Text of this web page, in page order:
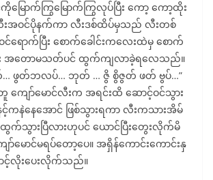
ြောက်ကြွမြောက်ကြွလုပ်ပြီး ကော့ ကော့ထိုး
အဝင်ပိုနက်ကာ လီးဒစ်ထိပ်မှသည် လီးတစ်
ောက်ပြီး စောက်ခေါင်းကလေးထဲမှ စောက်
း အတောမသတ်ပင် ထွက်ကျလာခဲ့ရလေသည်။
… ဖွတ်ဘလပ်… ဘုတ် … ဇွိ စွိဇွတ် ဖတ် ဗွပ်…”
ော်မောင်လီးက အရင်းထိ ဆောင့်ဝင်သွား
ကနဲနေအောင် ဖြစ်သွားရကာ လီးကသားအိမ်
က်သွားပြီလားဟုပင် ယောင်ပြီးတွေးလိုက်မိ
ာ်မောင်မရပ်တော့ပေ။ အရှိန်ကောင်းကောင်းနှ
င့်လိုးပေးလိုက်သည်။